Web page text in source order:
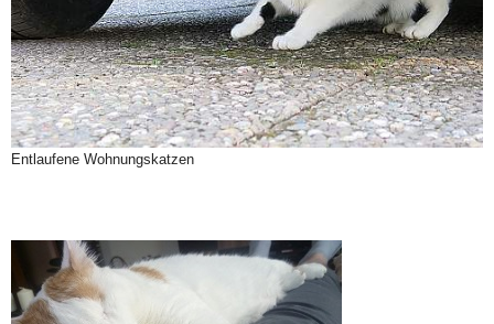
Entlaufene Wohnungskatzen